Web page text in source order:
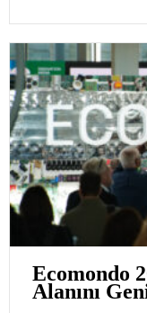
Ecomondo
Alanını